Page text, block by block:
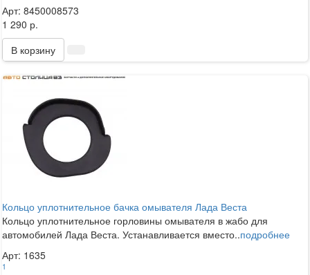
Арт: 8450008573
1 290 р.
В корзину
Кольцо уплотнительное бачка омывателя Лада Веста
Кольцо уплотнительное горловины омывателя в жабо для
автомобилей Лада Веста. Устанавливается вместо..подробнее
Арт: 1635
1